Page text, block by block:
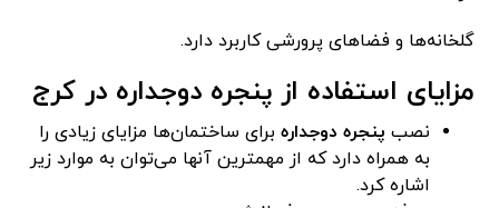
گلخانه‌ها و فضاهای پرورشی کاربرد دارد.
مزایای استفاده از پنجره دوجداره در کرج
نصب پنجره دوجداره برای ساختمان‌ها مزایای زیادی را
به همراه دارد که از مهمترین آنها می‌توان به موارد زیر
اشاره کرد.